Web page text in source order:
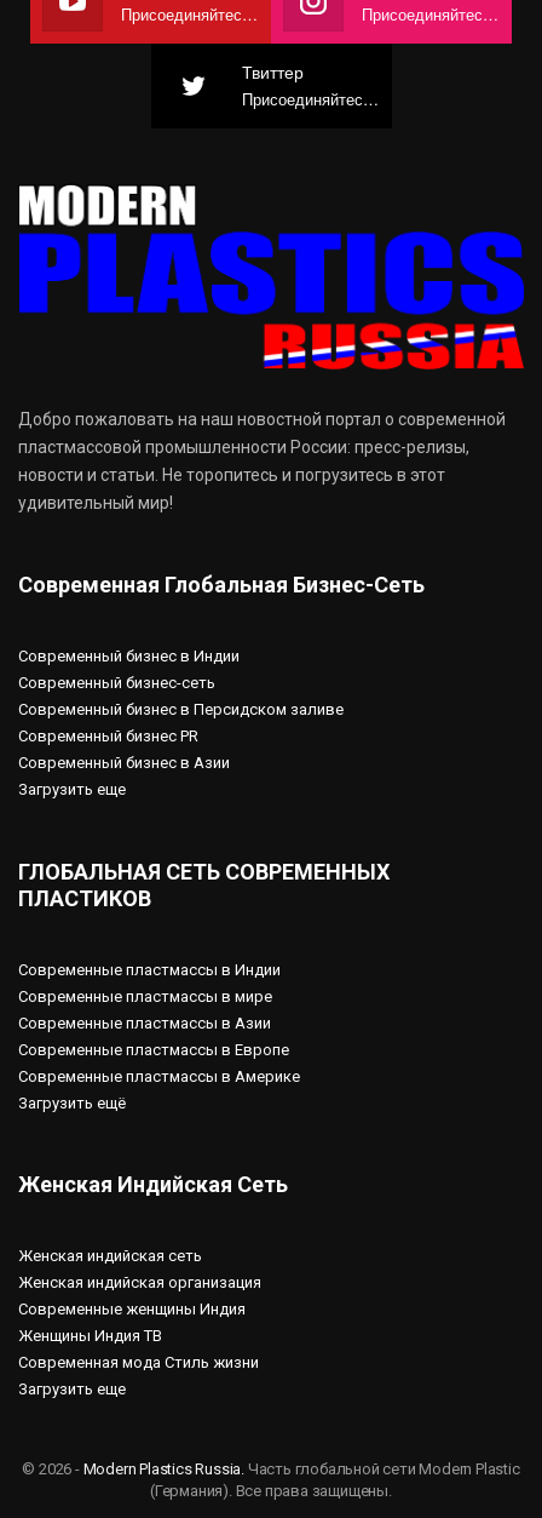
Присоединяйтесь к нам на YouTube Присоединяйтесь к нам в Instagram
Твиттер
Присоединяйтесь к нам в Твиттере
Добро пожаловать на наш новостной портал о современной
пластмассовой промышленности России: пресс-релизы,
новости и статьи. Не торопитесь и погрузитесь в этот
удивительный мир!
Современная Глобальная Бизнес-Сеть
Современный бизнес в Индии
Современный бизнес-сеть
Современный бизнес в Персидском заливе
Современный бизнес PR
Современный бизнес в Азии
Загрузить еще
ГЛОБАЛЬНАЯ СЕТЬ СОВРЕМЕННЫХ
ПЛАСТИКОВ
Современные пластмассы в Индии
Современные пластмассы в мире
Современные пластмассы в Азии
Современные пластмассы в Европе
Современные пластмассы в Америке
Загрузить ещё
Женская Индийская Сеть
Женская индийская сеть
Женская индийская организация
Современные женщины Индия
Женщины Индия ТВ
Современная мода Стиль жизни
Загрузить еще
© 2026 - Modern Plastics Russia. Часть глобальной сети Modern Plastic
(Германия). Все права защищены.